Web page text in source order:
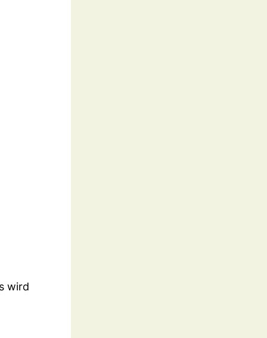
wird